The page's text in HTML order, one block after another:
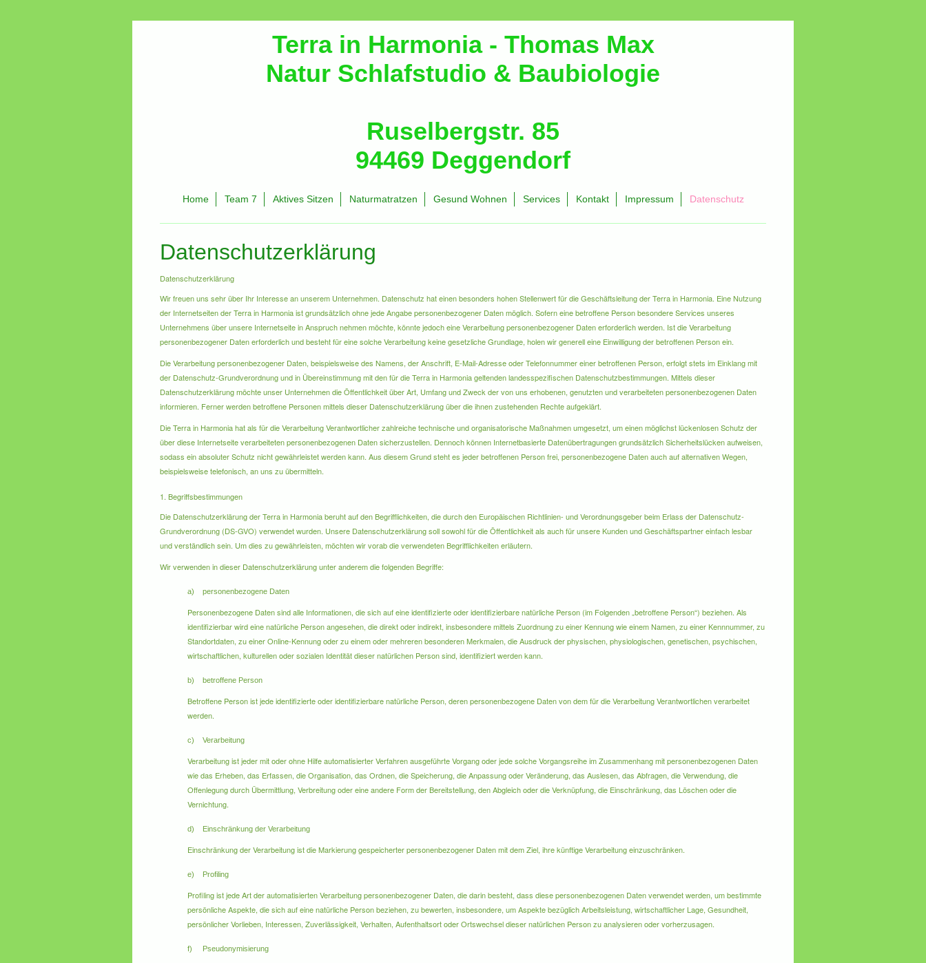
Terra in Harmonia - Thomas Max
Natur Schlafstudio & Baubiologie
Ruselbergstr. 85
94469 Deggendorf
Home Team 7 Aktives Sitzen Naturmatratzen Gesund Wohnen Services Kontakt Impressum Datenschutz
Datenschutzerklärung
Datenschutzerklärung
Wir freuen uns sehr über Ihr Interesse an unserem Unternehmen. Datenschutz hat einen besonders hohen Stellenwert für die Geschäftsleitung der Terra in Harmonia. Eine Nutzung
der Internetseiten der Terra in Harmonia ist grundsätzlich ohne jede Angabe personenbezogener Daten möglich. Sofern eine betroffene Person besondere Services unseres
Unternehmens über unsere Internetseite in Anspruch nehmen möchte, könnte jedoch eine Verarbeitung personenbezogener Daten erforderlich werden. Ist die Verarbeitung
personenbezogener Daten erforderlich und besteht für eine solche Verarbeitung keine gesetzliche Grundlage, holen wir generell eine Einwilligung der betroffenen Person ein.
Die Verarbeitung personenbezogener Daten, beispielsweise des Namens, der Anschrift, E-Mail-Adresse oder Telefonnummer einer betroffenen Person, erfolgt stets im Einklang mit
der Datenschutz-Grundverordnung und in Übereinstimmung mit den für die Terra in Harmonia geltenden landesspezifischen Datenschutzbestimmungen. Mittels dieser
Datenschutzerklärung möchte unser Unternehmen die Öffentlichkeit über Art, Umfang und Zweck der von uns erhobenen, genutzten und verarbeiteten personenbezogenen Daten
informieren. Ferner werden betroffene Personen mittels dieser Datenschutzerklärung über die ihnen zustehenden Rechte aufgeklärt.
Die Terra in Harmonia hat als für die Verarbeitung Verantwortlicher zahlreiche technische und organisatorische Maßnahmen umgesetzt, um einen möglichst lückenlosen Schutz der
über diese Internetseite verarbeiteten personenbezogenen Daten sicherzustellen. Dennoch können Internetbasierte Datenübertragungen grundsätzlich Sicherheitslücken aufweisen,
sodass ein absoluter Schutz nicht gewährleistet werden kann. Aus diesem Grund steht es jeder betroffenen Person frei, personenbezogene Daten auch auf alternativen Wegen,
beispielsweise telefonisch, an uns zu übermitteln.
1. Begriffsbestimmungen
Die Datenschutzerklärung der Terra in Harmonia beruht auf den Begrifflichkeiten, die durch den Europäischen Richtlinien- und Verordnungsgeber beim Erlass der Datenschutz-
Grundverordnung (DS-GVO) verwendet wurden. Unsere Datenschutzerklärung soll sowohl für die Öffentlichkeit als auch für unsere Kunden und Geschäftspartner einfach lesbar
und verständlich sein. Um dies zu gewährleisten, möchten wir vorab die verwendeten Begrifflichkeiten erläutern.
Wir verwenden in dieser Datenschutzerklärung unter anderem die folgenden Begriffe:
a) personenbezogene Daten
Personenbezogene Daten sind alle Informationen, die sich auf eine identifizierte oder identifizierbare natürliche Person (im Folgenden „betroffene Person“) beziehen. Als
identifizierbar wird eine natürliche Person angesehen, die direkt oder indirekt, insbesondere mittels Zuordnung zu einer Kennung wie einem Namen, zu einer Kennnummer, zu
Standortdaten, zu einer Online-Kennung oder zu einem oder mehreren besonderen Merkmalen, die Ausdruck der physischen, physiologischen, genetischen, psychischen,
wirtschaftlichen, kulturellen oder sozialen Identität dieser natürlichen Person sind, identifiziert werden kann.
b) betroffene Person
Betroffene Person ist jede identifizierte oder identifizierbare natürliche Person, deren personenbezogene Daten von dem für die Verarbeitung Verantwortlichen verarbeitet
werden.
c) Verarbeitung
Verarbeitung ist jeder mit oder ohne Hilfe automatisierter Verfahren ausgeführte Vorgang oder jede solche Vorgangsreihe im Zusammenhang mit personenbezogenen Daten
wie das Erheben, das Erfassen, die Organisation, das Ordnen, die Speicherung, die Anpassung oder Veränderung, das Auslesen, das Abfragen, die Verwendung, die
Offenlegung durch Übermittlung, Verbreitung oder eine andere Form der Bereitstellung, den Abgleich oder die Verknüpfung, die Einschränkung, das Löschen oder die
Vernichtung.
d) Einschränkung der Verarbeitung
Einschränkung der Verarbeitung ist die Markierung gespeicherter personenbezogener Daten mit dem Ziel, ihre künftige Verarbeitung einzuschränken.
e) Profiling
Profiling ist jede Art der automatisierten Verarbeitung personenbezogener Daten, die darin besteht, dass diese personenbezogenen Daten verwendet werden, um bestimmte
persönliche Aspekte, die sich auf eine natürliche Person beziehen, zu bewerten, insbesondere, um Aspekte bezüglich Arbeitsleistung, wirtschaftlicher Lage, Gesundheit,
persönlicher Vorlieben, Interessen, Zuverlässigkeit, Verhalten, Aufenthaltsort oder Ortswechsel dieser natürlichen Person zu analysieren oder vorherzusagen.
f) Pseudonymisierung